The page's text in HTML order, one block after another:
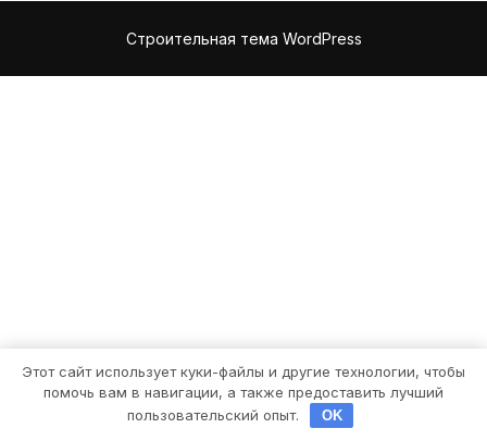
Строительная тема WordPress
Этот сайт использует куки-файлы и другие технологии, чтобы
помочь вам в навигации, а также предоставить лучший
пользовательский опыт.
OK